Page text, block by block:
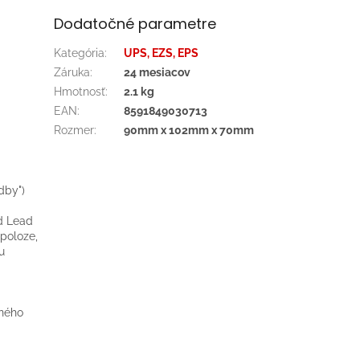
Lead
Dodatočné parametre
Kategória:
UPS, EZS, EPS
Záruka:
24 mesiacov
Hmotnosť:
2.1 kg
EAN:
8591849030713
Rozmer: 90mm x 102mm x 70mm